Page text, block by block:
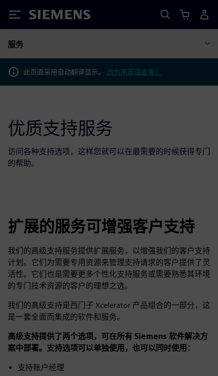
Siemens
服务
此页面采用自动翻译显示。 改为用英语查看？
优质支持服务
访问各种支持选项，这样您就可以在最需要的时候获得专门
的帮助。
扩展的服务可增强客户支持
我们的高级支持服务提供扩展服务，以增强我们的客户支持
计划。它们为需要专用资源来管理支持请求的客户提供了灵
活性。它们也是需要更多个性化支持服务或需要熟悉其环境
的专门技术资源的客户的理想之选。
我们的高级支持是西门子 Xcelerator 产品组合的一部分，这
是一套全面而集成的软件和服务。
高级支持提供了两个选项，可在所有 Siemens 软件解决方
案中部署。支持选项可以单独使用，也可以同时使用：
支持账户经理